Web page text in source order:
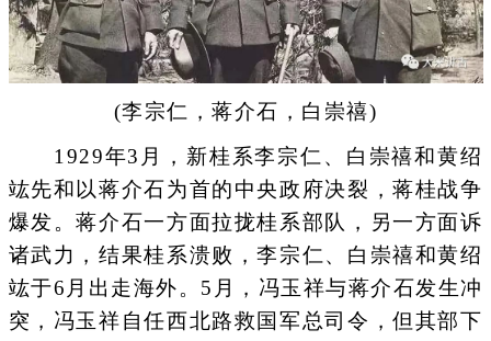
(李宗仁，蒋介石，白崇禧)
1929年3月，新桂系李宗仁、白崇禧和黄绍
竑先和以蒋介石为首的中央政府决裂，蒋桂战争
爆发。蒋介石一方面拉拢桂系部队，另一方面诉
诸武力，结果桂系溃败，李宗仁、白崇禧和黄绍
竑于6月出走海外。5月，冯玉祥与蒋介石发生冲
突，冯玉祥自任西北路救国军总司令，但其部下